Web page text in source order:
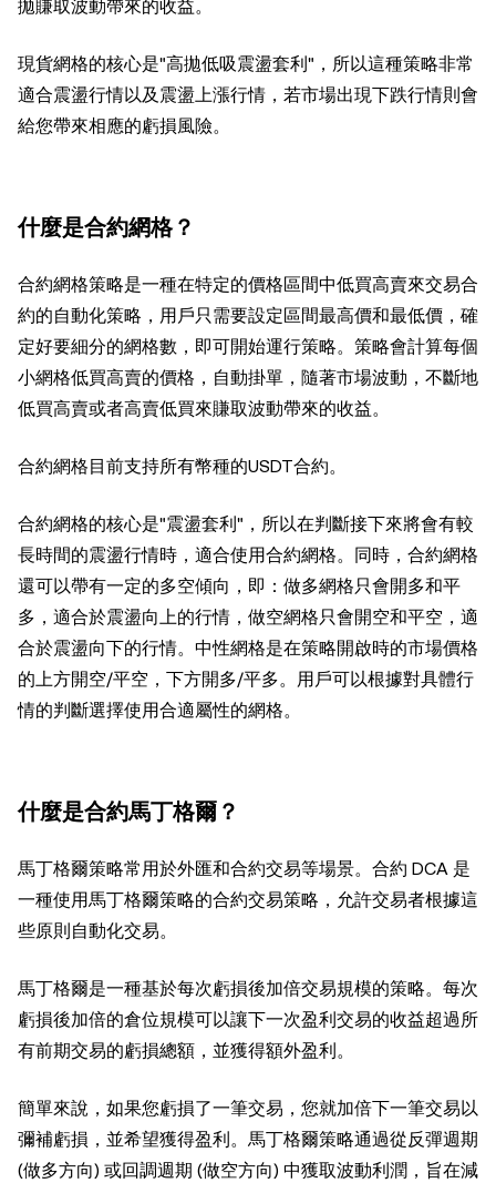
拋賺取波動帶來的收益。
現貨網格的核心是"高拋低吸震盪套利"，所以這種策略非常
適合震盪行情以及震盪上漲行情，若市場出現下跌行情則會
給您帶來相應的虧損風險。
什麼是合約網格？
合約網格策略是一種在特定的價格區間中低買高賣來交易合
約的自動化策略，用戶只需要設定區間最高價和最低價，確
定好要細分的網格數，即可開始運行策略。策略會計算每個
小網格低買高賣的價格，自動掛單，隨著市場波動，不斷地
低買高賣或者高賣低買來賺取波動帶來的收益。
合約網格目前支持所有幣種的USDT合約。
合約網格的核心是"震盪套利"，所以在判斷接下來將會有較
長時間的震盪行情時，適合使用合約網格。同時，合約網格
還可以帶有一定的多空傾向，即：做多網格只會開多和平
多，適合於震盪向上的行情，做空網格只會開空和平空，適
合於震盪向下的行情。中性網格是在策略開啟時的市場價格
的上方開空/平空，下方開多/平多。用戶可以根據對具體行
情的判斷選擇使用合適屬性的網格。
什麼是合約馬丁格爾？
馬丁格爾策略常用於外匯和合約交易等場景。合約 DCA 是
一種使用馬丁格爾策略的合約交易策略，允許交易者根據這
些原則自動化交易。
馬丁格爾是一種基於每次虧損後加倍交易規模的策略。每次
虧損後加倍的倉位規模可以讓下一次盈利交易的收益超過所
有前期交易的虧損總額，並獲得額外盈利。
簡單來說，如果您虧損了一筆交易，您就加倍下一筆交易以
彌補虧損，並希望獲得盈利。馬丁格爾策略通過從反彈週期
(做多方向) 或回調週期 (做空方向) 中獲取波動利潤，旨在減